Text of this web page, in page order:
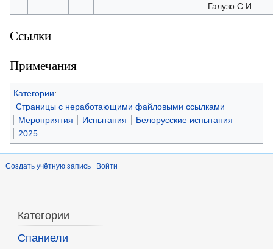
Галузо С.И.
Ссылки
Примечания
Категории:
Страницы с неработающими файловыми ссылками
Мероприятия
Испытания
Белорусские испытания
2025
Создать учётную запись Войти
Категории
Спаниели